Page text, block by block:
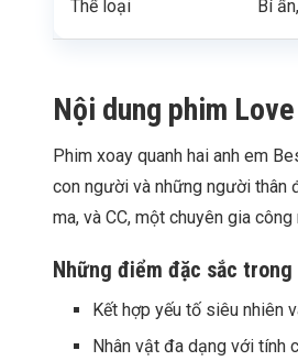
Thể loại Bí
Nội dung phim
Phim xoay quanh hai anh em
con người và những người thân
ma, và CC, một chuyên gia công
Những điểm đặc sắc
Kết hợp yếu tố siêu nhiên
Nhân vật đa dạng với tính